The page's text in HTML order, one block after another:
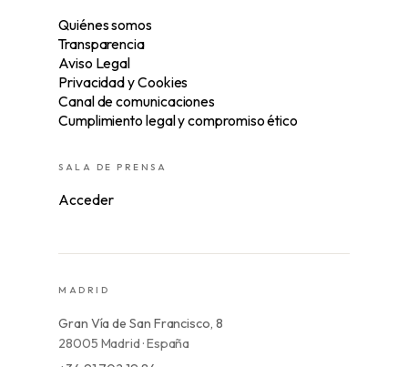
Quiénes somos
Transparencia
Aviso Legal
Privacidad y Cookies
Canal de comunicaciones
Cumplimiento legal y compromiso ético
SALA DE PRENSA
Acceder
MADRID
Gran Vía de San Francisco, 8
28005 Madrid · España